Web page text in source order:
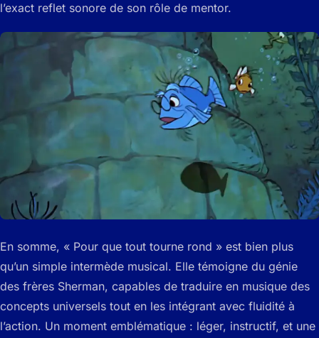
l’exact reflet sonore de son rôle de mentor.
En somme, « Pour que tout tourne rond » est bien plus
qu’un simple intermède musical. Elle témoigne du génie
des frères Sherman, capables de traduire en musique des
concepts universels tout en les intégrant avec fluidité à
l’action. Un moment emblématique : léger, instructif, et une